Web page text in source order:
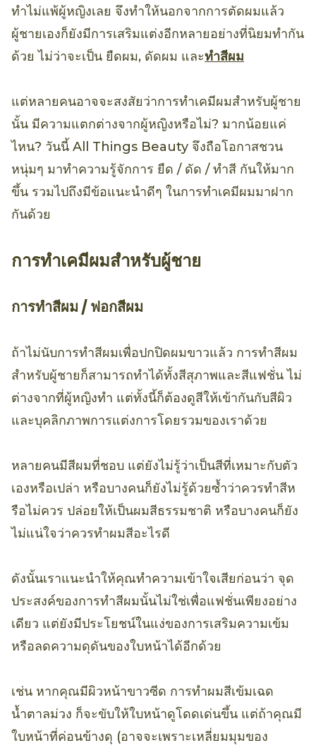
ทำไม่แพ้ผู้หญิงเลย จึงทำให้นอกจากการตัดผมแล้ว
ผู้ชายเองก็ยังมีการเสริมแต่งอีกหลายอย่างที่นิยมทำกัน
ด้วย ไม่ว่าจะเป็น ยืดผม, ดัดผม และทำสีผม
แต่หลายคนอาจจะสงสัยว่าการทำเคมีผมสำหรับผู้ชาย
นั้น มีความแตกต่างจากผู้หญิงหรือไม่? มากน้อยแค่
ไหน? วันนี้ All Things Beauty จึงถือโอกาสชวน
หนุ่มๆ มาทำความรู้จักการ ยืด / ดัด / ทำสี กันให้มาก
ขึ้น รวมไปถึงมีข้อแนะนำดีๆ ในการทำเคมีผมมาฝาก
กันด้วย
การทำเคมีผมสำหรับผู้ชาย
การทำสีผม / ฟอกสีผม
ถ้าไม่นับการทำสีผมเพื่อปกปิดผมขาวแล้ว การทำสีผม
สำหรับผู้ชายก็สามารถทำได้ทั้งสีสุภาพและสีแฟชั่น ไม่
ต่างจากที่ผู้หญิงทำ แต่ทั้งนี้ก็ต้องดูสีให้เข้ากันกับสีผิว
และบุคลิกภาพการแต่งการโดยรวมของเราด้วย
หลายคนมีสีผมที่ชอบ แต่ยังไม่รู้ว่าเป็นสีที่เหมาะกับตัว
เองหรือเปล่า หรือบางคนก็ยังไม่รู้ด้วยซ้ำว่าควรทำสีห
รือไม่ควร ปล่อยให้เป็นผมสีธรรมชาติ หรือบางคนก็ยัง
ไม่แน่ใจว่าควรทำผมสีอะไรดี
ดังนั้นเราแนะนำให้คุณทำความเข้าใจเสียก่อนว่า จุด
ประสงค์ของการทำสีผมนั้นไม่ใช่เพื่อแฟชั่นเพียงอย่าง
เดียว แต่ยังมีประโยชน์ในแง่ของการเสริมความเข้ม
หรือลดความดุดันของใบหน้าได้อีกด้วย
เช่น หากคุณมีผิวหน้าขาวซีด การทำผมสีเข้มเฉด
น้ำตาลม่วง ก็จะขับให้ใบหน้าดูโดดเด่นขึ้น แต่ถ้าคุณมี
ใบหน้าที่ค่อนข้างดุ (อาจจะเพราะเหลี่ยมมุมของ